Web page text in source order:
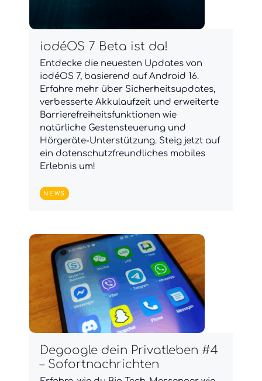
iodéOS 7 Beta ist da!
Entdecke die neuesten Updates von
iodéOS 7, basierend auf Android 16.
Erfahre mehr über Sicherheitsupdates,
verbesserte Akkulaufzeit und erweiterte
Barrierefreiheitsfunktionen wie
natürliche Gestensteuerung und
Hörgeräte-Unterstützung. Steig jetzt auf
ein datenschutzfreundliches mobiles
Erlebnis um!
NEWS
Degoogle dein Privatleben #4
– Sofortnachrichten